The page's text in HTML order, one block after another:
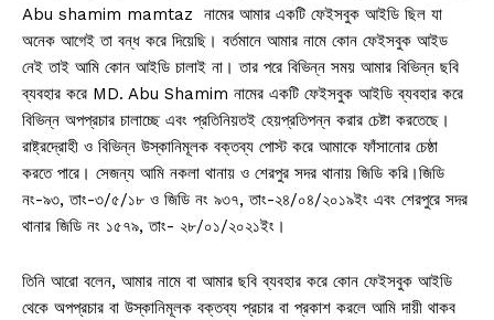
Abu shamim mamtaz নামের আমার একটি ফেইসবুক আইডি ছিল যা
অনেক আগেই তা বন্ধ করে দিয়েছি। বর্তমানে আমার নামে কোন ফেইসবুক আইড
নেই তাই আমি কোন আইডি চালাই না। তার পরে বিভিন্ন সময় আমার বিভিন্ন ছবি
ব্যবহার করে MD. Abu Shamim নামের একটি ফেইসবুক আইডি ব্যবহার করে
বিভিন্ন অপপ্রচার চালাচ্ছে এবং প্রতিনিয়তই হেয়প্রতিপন্ন করার চেষ্টা করতেছে।
রাষ্ট্রদ্রোহী ও বিভিন্ন উস্কানিমূলক বক্তব্য পোস্ট করে আমাকে ফাঁসানোর চেষ্ঠা
করতে পারে। সেজন্য আমি নকলা থানায় ও শেরপুর সদর থানায় জিডি করি।জিডি
নং-৯৩, তাং-৩/৫/১৮ ও জিডি নং ৯৩৭, তাং-২৪/০৪/২০১৯ইং এবং শেরপুরে সদর
থানার জিডি নং ১৫৭৯, তাং- ২৮/০১/২০২১ইং।
তিনি আরো বলেন, আমার নামে বা আমার ছবি ব্যবহার করে কোন ফেইসবুক আইডি
থেকে অপপ্রচার বা উস্কানিমূলক বক্তব্য প্রচার বা প্রকাশ করলে আমি দায়ী থাকব